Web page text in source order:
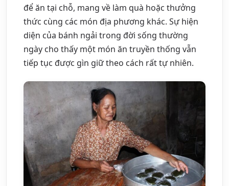
để ăn tại chỗ, mang về làm quà hoặc thưởng
thức cùng các món địa phương khác. Sự hiện
diện của bánh ngải trong đời sống thường
ngày cho thấy một món ăn truyền thống vẫn
tiếp tục được gìn giữ theo cách rất tự nhiên.